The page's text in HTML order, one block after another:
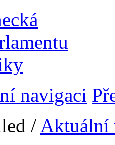
navigaci
/ Aktuální